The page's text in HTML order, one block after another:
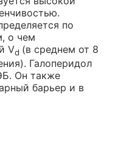
по
о чем
Vd (в среднем от 8
Галоперидол
Он также
барьер и в